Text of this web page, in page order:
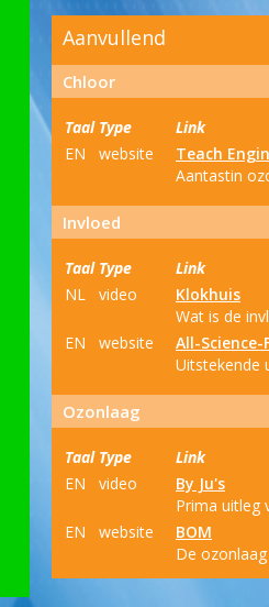
Aanvullend
Chloor
Taal Type
Link
EN
website
Teach
Aantastin
Invloed
Taal Type
Link
NL
video
Klokhuis
Wat is de
EN
website
All-Science-
Uitstekende
Ozonlaag
Taal Type
Link
EN
video
By Ju's
Prima uitleg
EN
website
BOM
De